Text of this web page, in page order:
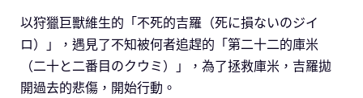
以狩獵巨獸維生的「不死的吉羅（死に損ないのジイ
ロ）」，遇見了不知被何者追趕的「第二十二的庫米
（二十と二番目のクウミ）」，為了拯救庫米，吉羅拋
開過去的悲傷，開始行動。